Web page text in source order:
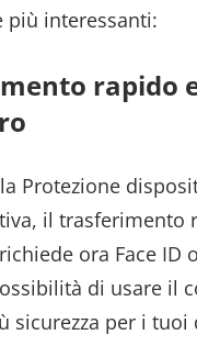
più interessanti:
rapido
Protezione
il trasferimento
ora Face ID
di usare il
sicurezza per i tuoi